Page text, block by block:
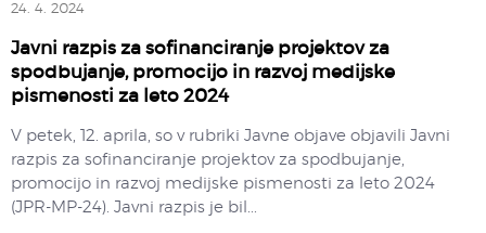
24. 4. 2024
Javni razpis za sofinanciranje projektov za
spodbujanje, promocijo in razvoj medijske
pismenosti za leto 2024
V petek, 12. aprila, so v rubriki Javne objave objavili Javni
razpis za sofinanciranje projektov za spodbujanje,
promocijo in razvoj medijske pismenosti za leto 2024
(JPR-MP-24). Javni razpis je bil...